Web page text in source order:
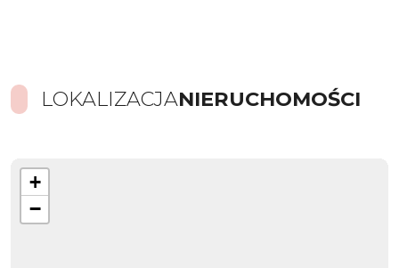
LOKALIZACJANIERUCHOMOŚCI
+
−